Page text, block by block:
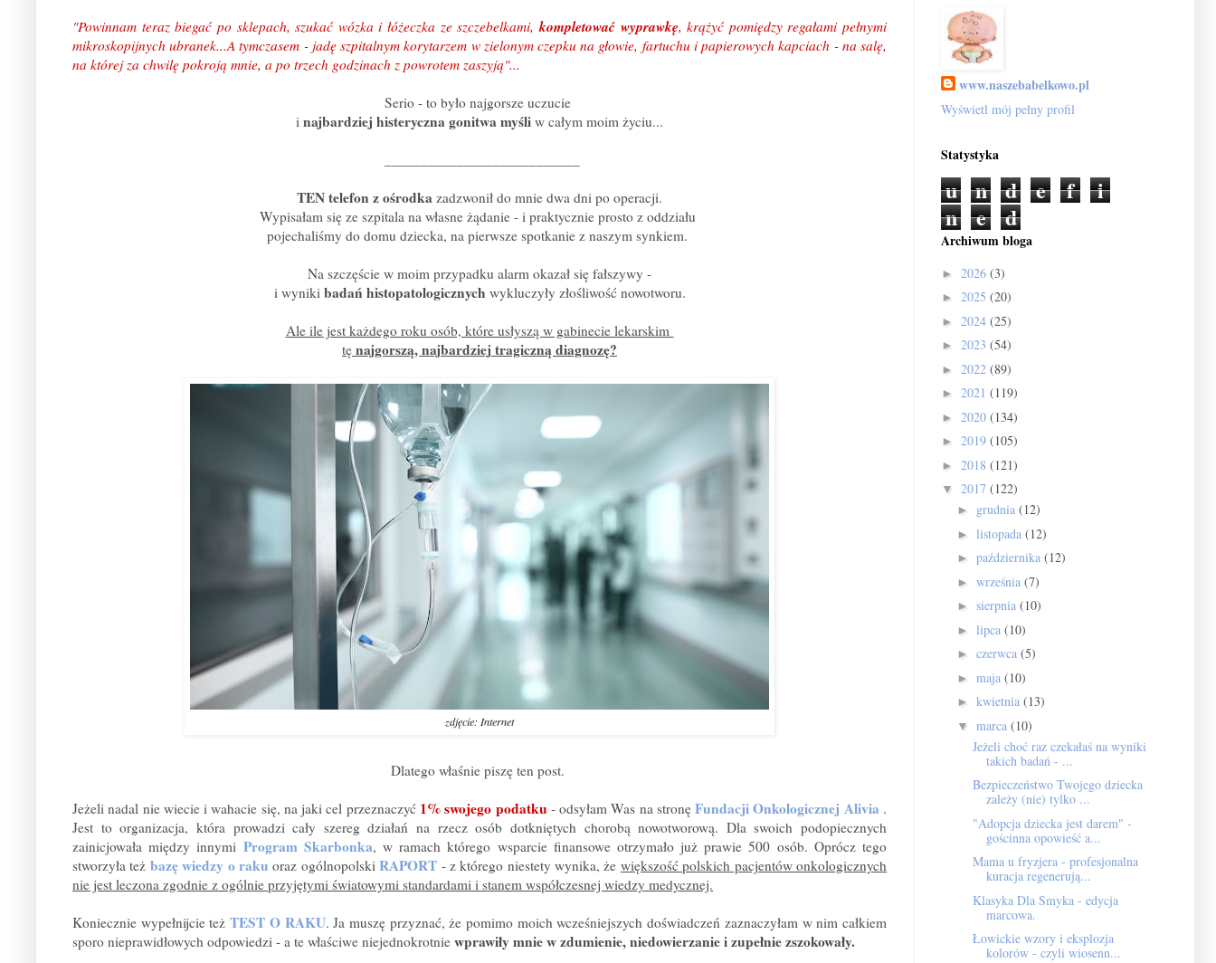
"Powinnam teraz biegać po sklepach, szukać wózka i łóżeczka ze szczebelkami,kompletować wyprawkę, krążyć pomiędzy regałami pełnymi
mikroskopijnych ubranek...A tymczasem - jadę szpitalnym korytarzem w zielonym czepku na głowie, fartuchu i papierowych kapciach - na salę,
na której za chwilę pokroją mnie, a po trzech godzinach z powrotem zaszyją"...
Serio - to było najgorsze uczucie
i najbardziej histeryczna gonitwa myśli w całym moim życiu...
TEN telefon z ośrodka zadzwonił do mnie dwa dni po operacji.
Wypisałam się ze szpitala na własne żądanie - i praktycznie prosto z oddziału
pojechaliśmy do domu dziecka, na pierwsze spotkanie z naszym synkiem.
Na szczęście w moim przypadku alarm okazał się fałszywy -
i wyniki badań histopatologicznych wykluczyły złośliwość nowotworu.
Ale ile jest każdego roku osób, które usłyszą w gabinecie lekarskim
tę najgorszą, najbardziej tragiczną diagnozę?
zdjęcie: Internet
Dlatego właśnie piszę ten post.
Jeżeli nadal nie wiecie i wahacie się, na jaki cel przeznaczyć 1% swojego podatku - odsyłam Was na stronęFundacji Onkologicznej Alivia .
Jest to organizacja, która prowadzi cały szereg działań na rzecz osób dotkniętych chorobą nowotworową. Dla swoich podopiecznych
zainicjowała między innymi Program Skarbonka, w ramach którego wsparcie finansowe otrzymało już prawie 500 osób. Oprócz tego
stworzyła też bazę wiedzy o raku oraz ogólnopolskiRAPORT - z którego niestety wynika, że większość polskich pacjentów onkologicznych
nie jest leczona zgodnie z ogólnie przyjętymi światowymi standardami i stanem współczesnej wiedzy medycznej.
Koniecznie wypełnijcie teżTEST O RAKU. Ja muszę przyznać, że pomimo moich wcześniejszych doświadczeń zaznaczyłam w nim całkiem
sporo nieprawidłowych odpowiedzi - a te właściwe niejednokrotnie wprawiły mnie w zdumienie, niedowierzanie i zupełnie zszokowały.
www.naszebabelkowo.pl
Wyświetl mój pełny profil
Statystyka
u n d e f
i
n e d
Archiwum bloga
► 2026 (3)
► 2025 (20)
► 2024 (25)
► 2023 (54)
► 2022 (89)
► 2021 (119)
► 2020 (134)
► 2019 (105)
► 2018 (121)
▼ 2017 (122)
► grudnia (12)
► listopada (12)
► października (12)
► września (7)
► sierpnia (10)
► lipca (10)
► czerwca (5)
► maja (10)
► kwietnia (13)
▼ marca (10)
Jeżeli choć raz czekałaś na wyniki
takich badań - ...
Bezpieczeństwo Twojego dziecka
zależy (nie) tylko ...
"Adopcja dziecka jest darem" -
gościnna opowieść a...
Mama u fryzjera - profesjonalna
kuracja regenerują...
Klasyka Dla Smyka - edycja
marcowa.
Łowickie wzory i eksplozja
kolorów - czyli wiosenn...